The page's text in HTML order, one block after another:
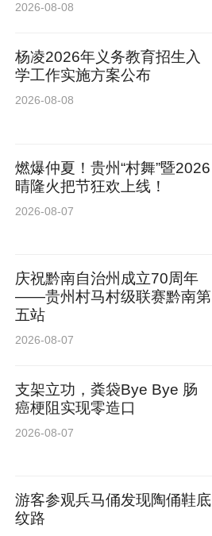
2026-08-08
杨凌2026年义务教育招生入
学工作实施方案公布
2026-08-08
燃爆仲夏！贵州“村舞”暨2026
晴隆火把节狂欢上线！
2026-08-07
庆祝黔南自治州成立70周年
——贵州村马村级联赛黔南第
五站
2026-08-07
支架立功，粪袋Bye Bye 肠
癌梗阻实现零造口
2026-08-07
游客参观兵马俑发现陶俑鞋底
纹路